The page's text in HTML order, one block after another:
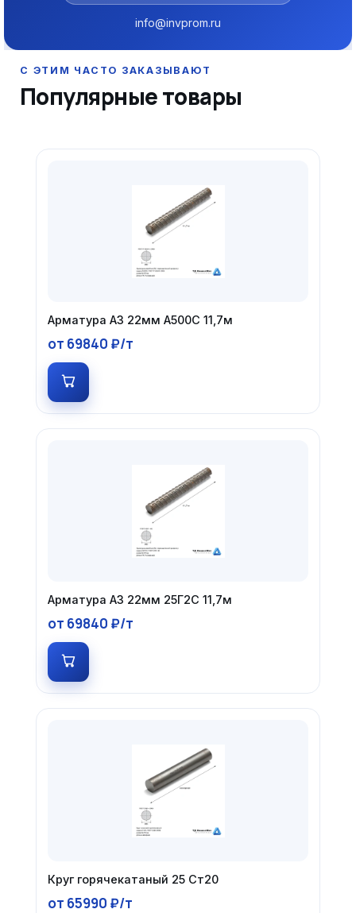
info@invprom.ru
Популярные товары
Арматура А3 22мм А500С 11,7м
от 69840 ₽/т
Арматура А3 22мм 25Г2С 11,7м
от 69840 ₽/т
Круг горячекатаный 25 Ст20
от 65990 ₽/т